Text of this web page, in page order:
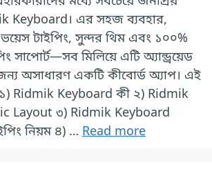
Keyboard। এর সহজ ব্যবহার,
টাইপিং, সুন্দর থিম এবং ১০০%
সাপোর্ট—সব মিলিয়ে এটি অ্যান্ড্রয়েড
অসাধারণ একটি কীবোর্ড অ্যাপ। এই
Ridmik Keyboard কী ২) Ridmik
Layout ৩) Ridmik Keyboard
নিয়ম ৪) … Read more